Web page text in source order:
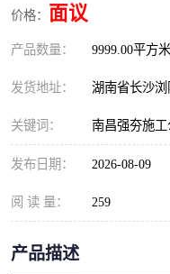
价格： 面议
产品数量： 9999.00平方米
发货地址： 湖南省长沙浏
关键词： 南昌强夯施工
发布日期： 2026-08-09
阅 读 量： 259
产品描述